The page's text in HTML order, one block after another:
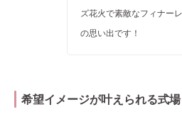
ズ花火で素敵なフィナー
の思い出です！
希望イメージが叶えられる式場